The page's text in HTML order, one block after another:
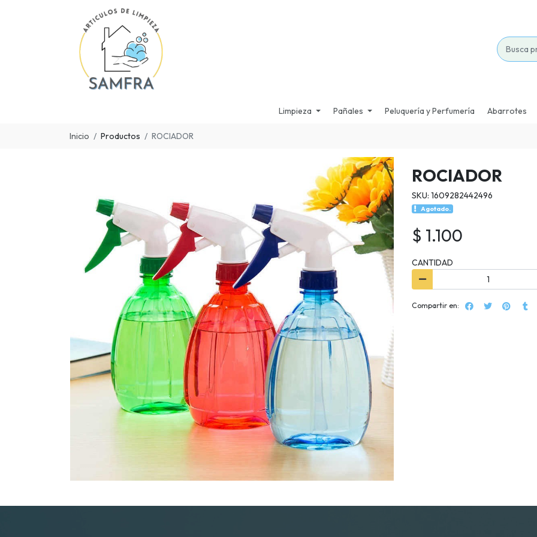
Limpieza Pañales Peluquería y Perfumería Abarrotes
Inicio Productos ROCIADOR
ROCIADOR
SKU: 1609282442496
Agotado.
$ 1.100
CANTIDAD
Compartir en: